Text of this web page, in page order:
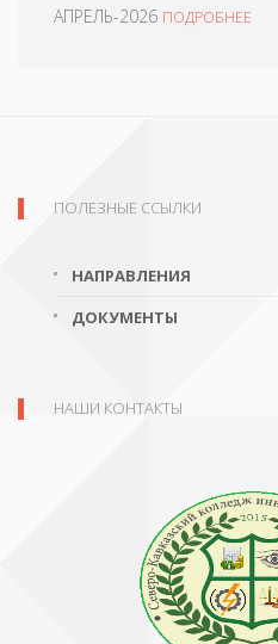
АПРЕЛЬ-2026 ПОДРОБНЕЕ
ПОЛЕЗНЫЕ ССЫЛКИ
НАПРАВЛЕНИЯ
ДОКУМЕНТЫ
НАШИ КОНТАКТЫ